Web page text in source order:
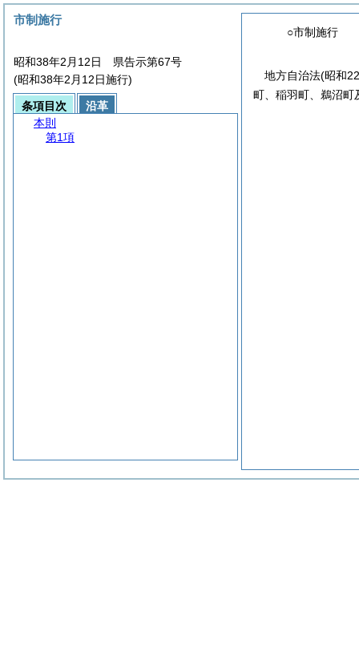
○市制施行
地方自治法(昭和
町、稲羽町、鵜沼町
市制施行
昭和38年2月12日 県告示第67号
(昭和38年2月12日施行)
条項目次
沿革
本則
第1項